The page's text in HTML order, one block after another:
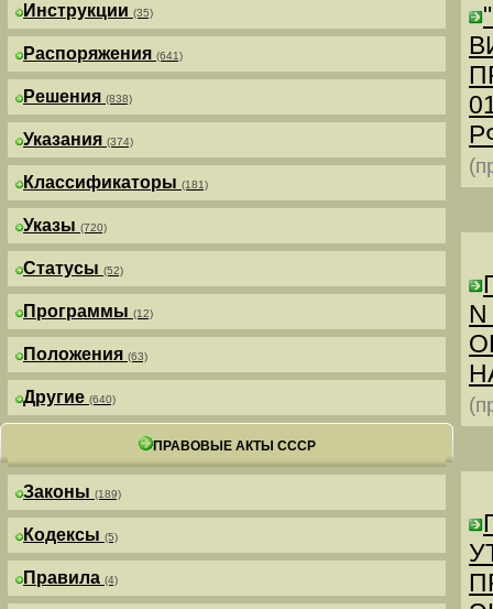
Инструкции (35)
Распоряжения (641)
Решения (838)
Указания (374)
Классификаторы (181)
Указы (720)
Статусы (52)
Программы (12)
Положения (63)
Другие (640)
ПРАВОВЫЕ АКТЫ СССР
Законы (189)
Кодексы (5)
Правила (4)